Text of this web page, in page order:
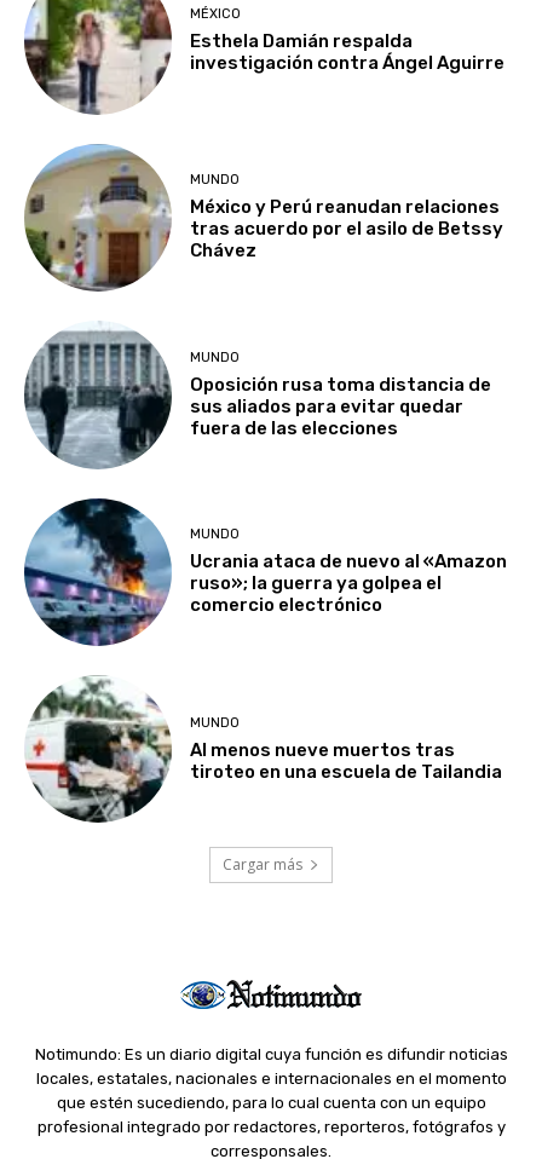
MÉXICO
Esthela Damián respalda
investigación contra Ángel Aguirre
MUNDO
México y Perú reanudan relaciones
tras acuerdo por el asilo de Betssy
Chávez
MUNDO
Oposición rusa toma distancia de
sus aliados para evitar quedar
fuera de las elecciones
MUNDO
Ucrania ataca de nuevo al «Amazon
ruso»; la guerra ya golpea el
comercio electrónico
MUNDO
Al menos nueve muertos tras
tiroteo en una escuela de Tailandia
Cargar más
Notimundo: Es un diario digital cuya función es difundir noticias
locales, estatales, nacionales e internacionales en el momento
que estén sucediendo, para lo cual cuenta con un equipo
profesional integrado por redactores, reporteros, fotógrafos y
corresponsales.